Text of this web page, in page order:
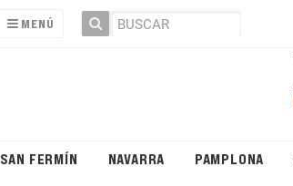
MENÚ
SAN FERMÍN NAVARRA PAMPLONA